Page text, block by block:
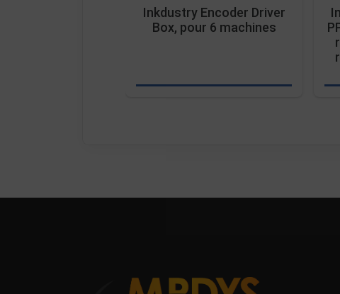
Inkdustry Encoder Driver
Box, pour 6 machines